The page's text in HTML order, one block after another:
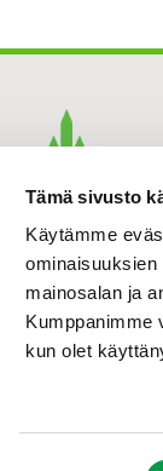
Tämä sivusto
Käytämme
mainosalan ja
Kumppanimme
kun olet